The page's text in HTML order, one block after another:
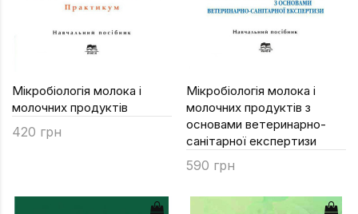
Мікробіологія молока і
молочних продуктів
420 грн
Мікробіологія молока і
молочних продуктів з
основами ветеринарно-
санітарної експертизи
590 грн